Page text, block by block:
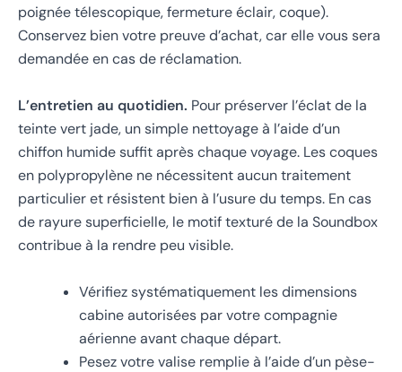
poignée télescopique, fermeture éclair, coque).
Conservez bien votre preuve d’achat, car elle vous sera
demandée en cas de réclamation.
L’entretien au quotidien. Pour préserver l’éclat de la
teinte vert jade, un simple nettoyage à l’aide d’un
chiffon humide suffit après chaque voyage. Les coques
en polypropylène ne nécessitent aucun traitement
particulier et résistent bien à l’usure du temps. En cas
de rayure superficielle, le motif texturé de la Soundbox
contribue à la rendre peu visible.
Vérifiez systématiquement les dimensions
cabine autorisées par votre compagnie
aérienne avant chaque départ.
Pesez votre valise remplie à l’aide d’un pèse-